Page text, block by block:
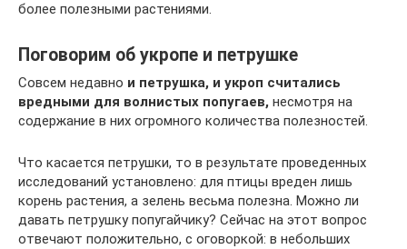
более полезными растениями.
Поговорим об укропе и петрушке
Совсем недавно и петрушка, и укроп считались
вредными для волнистых попугаев, несмотря на
содержание в них огромного количества полезностей.
Что касается петрушки, то в результате проведенных
исследований установлено: для птицы вреден лишь
корень растения, а зелень весьма полезна. Можно ли
давать петрушку попугайчику? Сейчас на этот вопрос
отвечают положительно, с оговоркой: в небольших